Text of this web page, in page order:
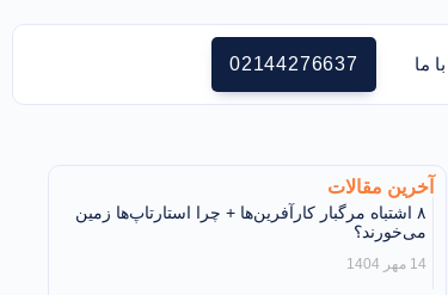
ما 02144276637
آخرین مقالات
۸ اشتباه مرگبار کارآفرین‌ها + چرا استارتاپ‌ها زمین
می‌خورند؟
14 مهر 1404